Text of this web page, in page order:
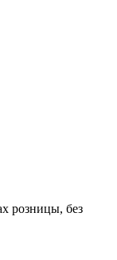
розницы, без